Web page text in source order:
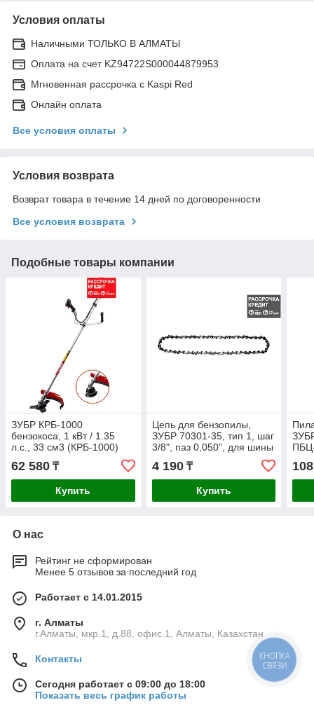
Условия оплаты
Наличными ТОЛЬКО В АЛМАТЫ
Оплата на счет KZ94722S000044879953
Мгновенная рассрочка с Kaspi Red
Онлайн оплата
Все условия оплаты
Условия возврата
Возврат товара в течение 14 дней по договоренности
Все условия возврата
Подобные товары компании
ЗУБР КРБ-1000
бензокоса, 1 кВт / 1.35
л.с., 33 см3 (КРБ-1000)
62 580 ₸
Купить
Цепь для бензопилы,
ЗУБР 70301-35, тип 1, шаг
3/8", паз 0,050", для шины
4 190₸
Купить
(1,5
О нас
Рейтинг не сформирован
Менее 5 отзывов за последний год
Работает с 14.01.2015
г. Алматы
г.Алматы, мкр.1, д.88, офис 1, Алматы, Казахстан
Контакты
Сегодня работает с 09:00 до 18:00
Показать весь график работы
КНОПКА
СВЯЗИ